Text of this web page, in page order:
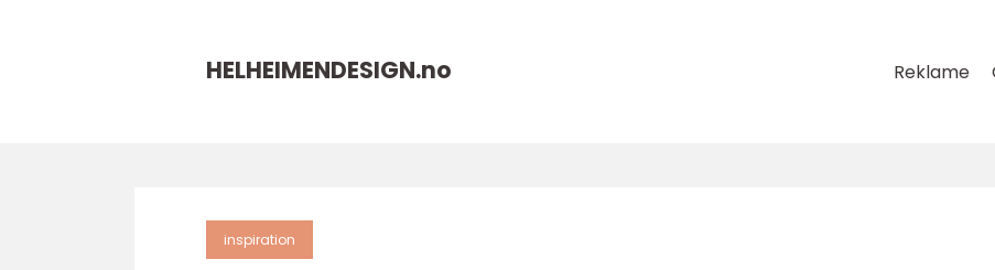
HELHEIMENDESIGN.no Reklame
inspiration